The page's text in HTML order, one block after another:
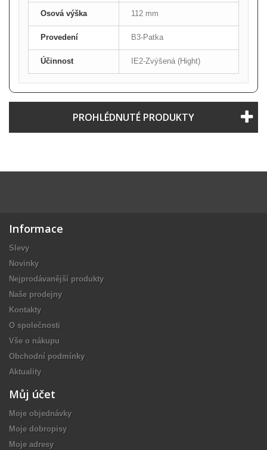
Osová výška 112 mm
Provedení B3-Patka
Účinnost IE2-Zvýšená (Hight)
PROHLÉDNUTÉ PRODUKTY
Informace
Slevy
Novinky
Nejprodávanější produkty
Naše prodejny
Kontakty
O společnosti
Vše o nákupu
Obchodní podmínky
Aktuality
Můj účet
Moje objednávky
Moje dobropisy
Moje adresy